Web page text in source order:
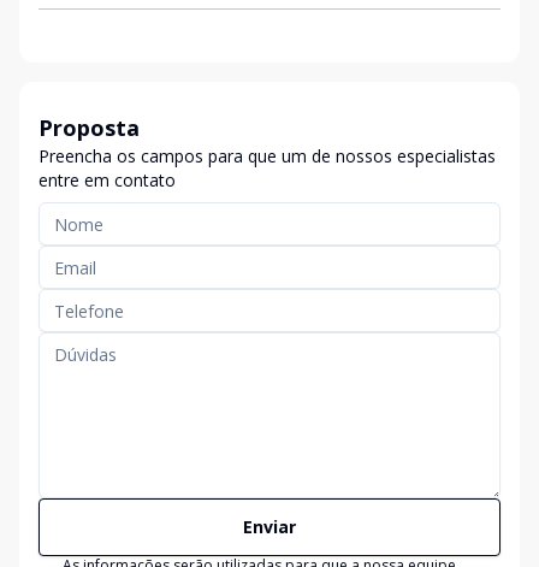
Proposta
Preencha os campos para que um de nossos especialistas
entre em contato
Enviar